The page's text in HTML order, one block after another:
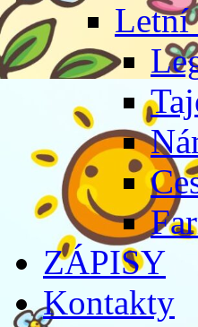
Letní
ZÁPISY
Kontakty